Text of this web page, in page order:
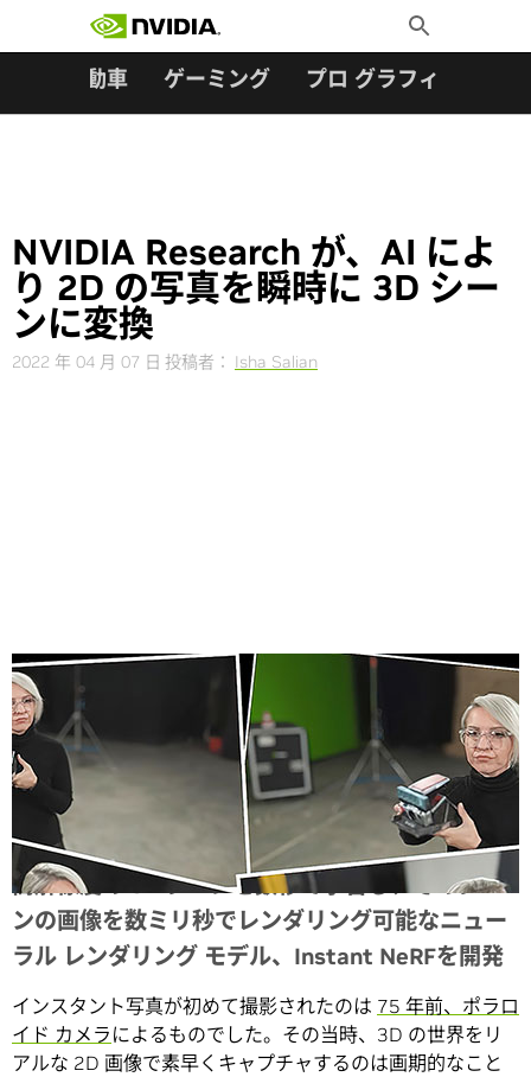
Toggle
Search
自動車 ゲーミング プロ グラフィックス
NVIDIA Research が、AI によ
り 2D の写真を瞬時に 3D シー
ンに変換
2022 年 04 月 07 日 投稿者： Isha Salian
Share
高解像度の 3D シーンを数秒で学習し、そのシー
ンの画像を数ミリ秒でレンダリング可能なニュー
ラル レンダリング モデル、Instant NeRFを開発
インスタント写真が初めて撮影されたのは 75 年前、ポラロ
イド カメラ によるものでした。その当時、3D の世界をリ
アルな 2D 画像で素早くキャプチャするのは画期的なこと